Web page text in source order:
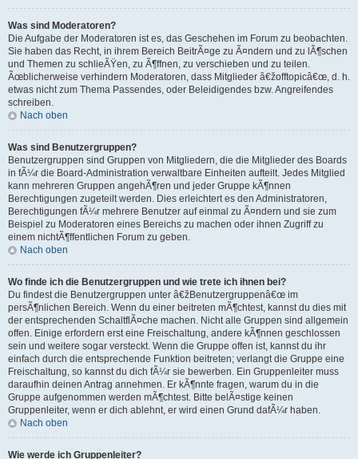
Was sind Moderatoren?
Die Aufgabe der Moderatoren ist es, das Geschehen im Forum zu beobachten.
Sie haben das Recht, in ihrem Bereich BeitrÃ¤ge zu Ã¤ndern und zu lÃ¶schen
und Themen zu schlieÃŸen, zu Ã¶ffnen, zu verschieben und zu teilen.
Ãœblicherweise verhindern Moderatoren, dass Mitglieder â€žofftopicâ€œ, d. h.
etwas nicht zum Thema Passendes, oder Beleidigendes bzw. Angreifendes
schreiben.
Nach oben
Was sind Benutzergruppen?
Benutzergruppen sind Gruppen von Mitgliedern, die die Mitglieder des Boards
in fÃ¼r die Board-Administration verwaltbare Einheiten aufteilt. Jedes Mitglied
kann mehreren Gruppen angehÃ¶ren und jeder Gruppe kÃ¶nnen
Berechtigungen zugeteilt werden. Dies erleichtert es den Administratoren,
Berechtigungen fÃ¼r mehrere Benutzer auf einmal zu Ã¤ndern und sie zum
Beispiel zu Moderatoren eines Bereichs zu machen oder ihnen Zugriff zu
einem nichtÃ¶ffentlichen Forum zu geben.
Nach oben
Wo finde ich die Benutzergruppen und wie trete ich ihnen bei?
Du findest die Benutzergruppen unter â€žBenutzergruppenâ€œ im
persÃ¶nlichen Bereich. Wenn du einer beitreten mÃ¶chtest, kannst du dies mit
der entsprechenden SchaltflÃ¤che machen. Nicht alle Gruppen sind allgemein
offen. Einige erfordern erst eine Freischaltung, andere kÃ¶nnen geschlossen
sein und weitere sogar versteckt. Wenn die Gruppe offen ist, kannst du ihr
einfach durch die entsprechende Funktion beitreten; verlangt die Gruppe eine
Freischaltung, so kannst du dich fÃ¼r sie bewerben. Ein Gruppenleiter muss
daraufhin deinen Antrag annehmen. Er kÃ¶nnte fragen, warum du in die
Gruppe aufgenommen werden mÃ¶chtest. Bitte belÃ¤stige keinen
Gruppenleiter, wenn er dich ablehnt, er wird einen Grund dafÃ¼r haben.
Nach oben
Wie werde ich Gruppenleiter?